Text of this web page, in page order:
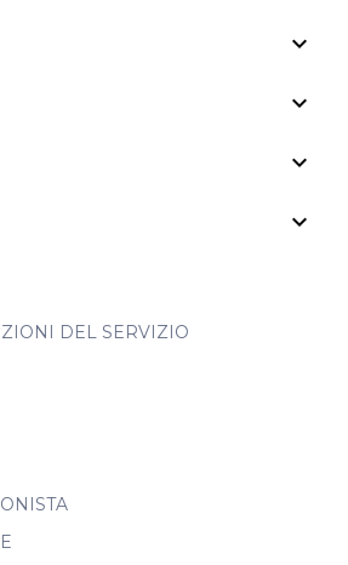
expand_more
expand_more
expand_more
expand_more
DEL SERVIZIO